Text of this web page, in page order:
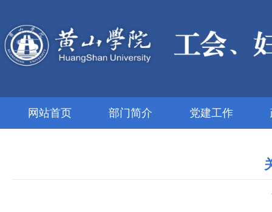
网站首页 部门简介 党建工作